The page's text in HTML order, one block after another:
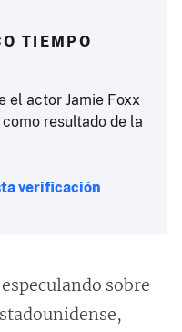
TIEMPO
el actor Jamie Foxx
resultado de la
verificación
sobre